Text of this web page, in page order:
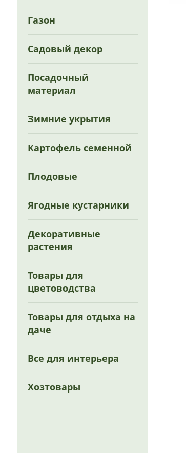
Газон
Садовый декор
Посадочный
материал
Зимние укрытия
Картофель семенной
Плодовые
Ягодные кустарники
Декоративные
растения
Товары для
цветоводства
Товары для отдыха на
даче
Все для интерьера
Хозтовары